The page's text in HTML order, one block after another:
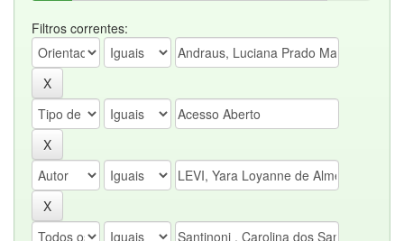
Filtros correntes: